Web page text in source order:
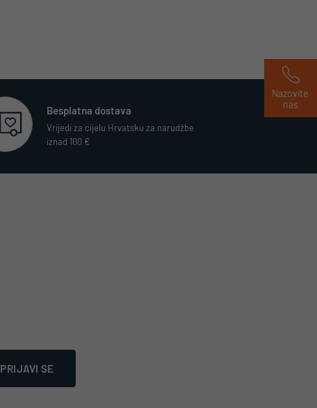
Besplatna dostava
Vrijedi za cijelu Hrvatsku za narudžbe
iznad 100 €
PRIJAVI SE
Nazovite
nas